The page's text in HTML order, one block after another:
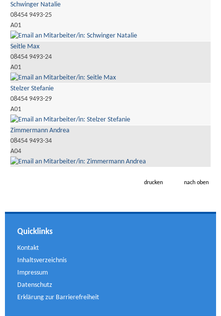
Schwinger Natalie
08454 9493-25
A01
Seitle Max
08454 9493-24
A01
Stelzer Stefanie
08454 9493-29
A01
Zimmermann Andrea
08454 9493-34
A04
drucken nach oben
Quicklinks
Kontakt
Inhaltsverzeichnis
Impressum
Datenschutz
Erklärung zur Barrierefreiheit